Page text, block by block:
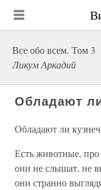
Все обо всем. Том 3
Ликум Аркадий
Обладают
Обладают ли
Есть животные,
они не слышат, не
они странно